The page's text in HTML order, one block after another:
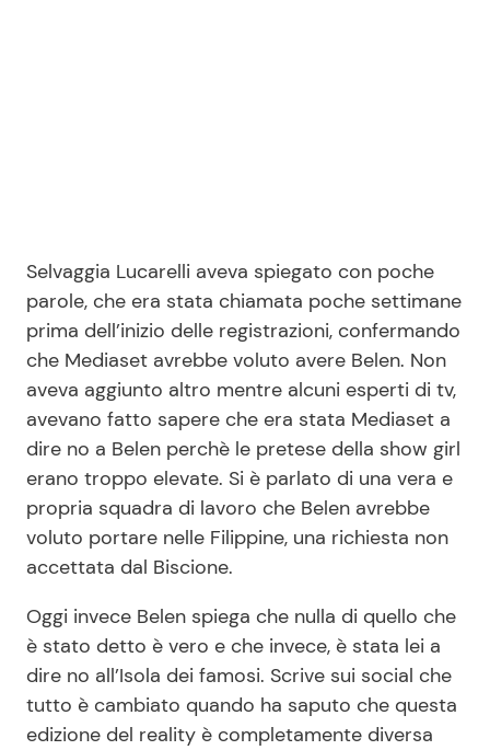
Selvaggia Lucarelli aveva spiegato con poche
parole, che era stata chiamata poche settimane
prima dell’inizio delle registrazioni, confermando
che Mediaset avrebbe voluto avere Belen. Non
aveva aggiunto altro mentre alcuni esperti di tv,
avevano fatto sapere che era stata Mediaset a
dire no a Belen perchè le pretese della show girl
erano troppo elevate. Si è parlato di una vera e
propria squadra di lavoro che Belen avrebbe
voluto portare nelle Filippine, una richiesta non
accettata dal Biscione.
Oggi invece Belen spiega che nulla di quello che
è stato detto è vero e che invece, è stata lei a
dire no all’Isola dei famosi. Scrive sui social che
tutto è cambiato quando ha saputo che questa
edizione del reality è completamente diversa